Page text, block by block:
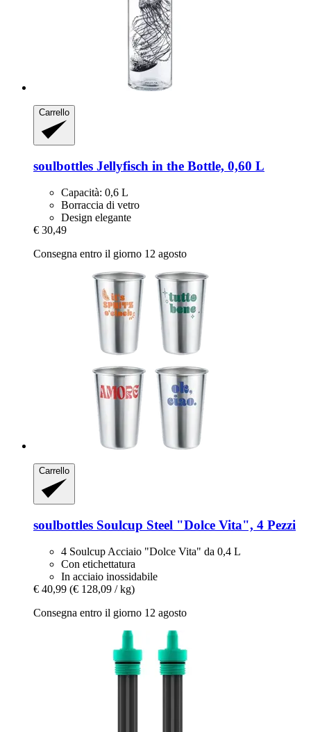
Carrello
soulbottles Jellyfisch in the Bottle, 0,60 L
Capacità: 0,6 L
Borraccia di vetro
Design elegante
€ 30,49
Consegna entro il giorno 12 agosto
Carrello
soulbottles Soulcup Steel "Dolce Vita", 4 Pezzi
4 Soulcup Acciaio "Dolce Vita" da 0,4 L
Con etichettatura
In acciaio inossidabile
€ 40,99 (€ 128,09 / kg)
Consegna entro il giorno 12 agosto